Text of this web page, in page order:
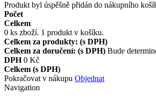
Produkt byl úspěšně přidán do nákupního
Počet
Celkem
0 ks zboží. 1 produkt v košíku.
Celkem za produkty: (s DPH)
Celkem za doručení: (s DPH) Bude
DPH 0 Kč
Celkem (s DPH)
Pokračovat v nákupu Objednat
Navigation